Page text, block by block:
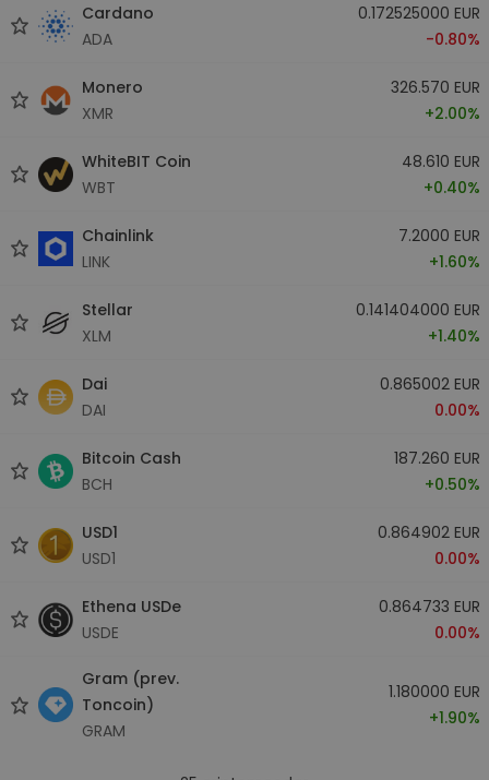
Cardano
ADA
0.172525000 EUR
-0.80%
Monero
XMR
326.570 EUR
+2.00%
WhiteBIT Coin
WBT
48.610 EUR
+0.40%
Chainlink
LINK
7.2000 EUR
+1.60%
Stellar
XLM
0.141404000 EUR
+1.40%
Dai
DAI
0.865002 EUR
0.00%
Bitcoin Cash
BCH
187.260 EUR
+0.50%
USD1
USD1
0.864902 EUR
0.00%
Ethena USDe
USDE
0.864733 EUR
0.00%
Gram (prev.
Toncoin)
GRAM
1.180000 EUR
+1.90%